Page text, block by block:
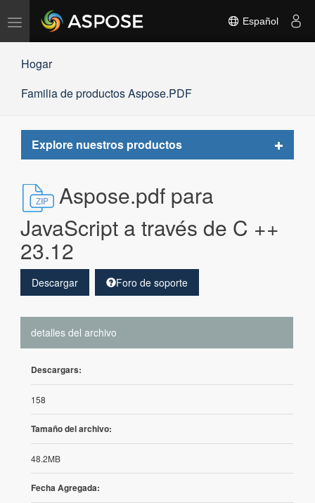
Alternar
navegación
Español
Hogar
Familia de productos Aspose.PDF
Explore nuestros productos
Toggle
Aspose.pdf para
JavaScript a través de C ++
23.12
Descargar Foro de soporte
detalles del archivo
Descargars:
158
Tamaño del archivo:
48.2MB
Fecha Agregada: